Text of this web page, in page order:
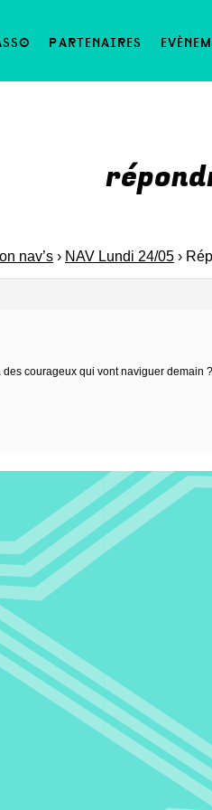
partenaires
nav’s › NAV Lundi 24/05 ›
des courageux qui vont naviguer